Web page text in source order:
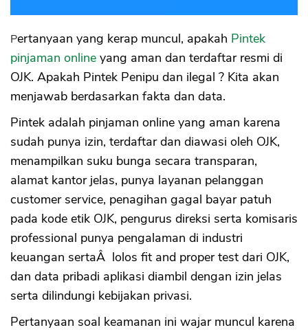
Pertanyaan yang kerap muncul, apakah Pintek
pinjaman online yang aman dan terdaftar resmi di
OJK. Apakah Pintek Penipu dan ilegal ? Kita akan
menjawab berdasarkan fakta dan data.
Pintek adalah pinjaman online yang aman karena
sudah punya izin, terdaftar dan diawasi oleh OJK,
menampilkan suku bunga secara transparan,
alamat kantor jelas, punya layanan pelanggan
customer service, penagihan gagal bayar patuh
pada kode etik OJK, pengurus direksi serta komisaris
professional punya pengalaman di industri
keuangan sertaÂ lolos fit and proper test dari OJK,
dan data pribadi aplikasi diambil dengan izin jelas
serta dilindungi kebijakan privasi.
Pertanyaan soal keamanan ini wajar muncul karena